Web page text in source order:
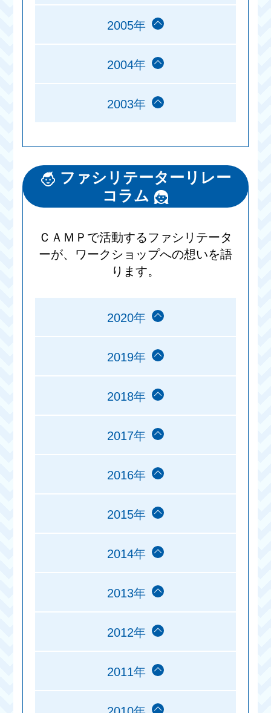
2005年
2004年
2003年
ファシリテーターリレー
コラム
ＣＡＭＰで活動するファシリテータ
ーが、ワークショップへの想いを語
ります。
2020年
2019年
2018年
2017年
2016年
2015年
2014年
2013年
2012年
2011年